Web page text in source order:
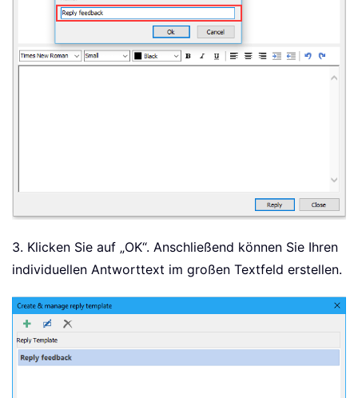
3. Klicken Sie auf „OK“. Anschließend können Sie Ihren
individuellen Antworttext im großen Textfeld erstellen.